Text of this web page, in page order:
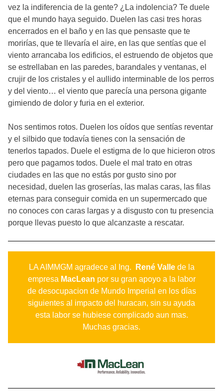
vez la indiferencia de la gente? ¿La indolencia? Te duele
que el mundo haya seguido. Duelen las casi tres horas
encerrados en el baño y en las que pensaste que te
morirías, que te llevaría el aire, en las que sentías que el
viento arrancaba los edificios, el estruendo de objetos que
se estrellaban en las paredes, barandales y ventanas, el
crujir de los cristales y el aullido interminable de los perros
y del viento… el viento que parecía una persona gigante
gimiendo de dolor y furia en el exterior.
Nos sentimos rotos. Duelen los oídos que sentías reventar
y el silbido que todavía tienes con la sensación de
tenerlos tapados. Duele el estigma de lo que hicieron otros
pero que pagamos todos. Duele el mal trato en otras
ciudades en las que no estás por gusto sino por
necesidad, duelen las groserías, las malas caras, las filas
eternas para conseguir comida en un supermercado que
no conoces con caras largas y a disgusto con tu presencia
porque llevas puesto lo que alcanzaste a rescatar.
LA AIMMGM agradece al Ing. René Vallede la
empresa MacLean por su gran apoyo a la labor
de desocupacion de Mundo Imperial en los días
siguientes al impacto del huracan, sin su ayuda
esta labor se hubiese complicado aun mas.
Muchas gracias.